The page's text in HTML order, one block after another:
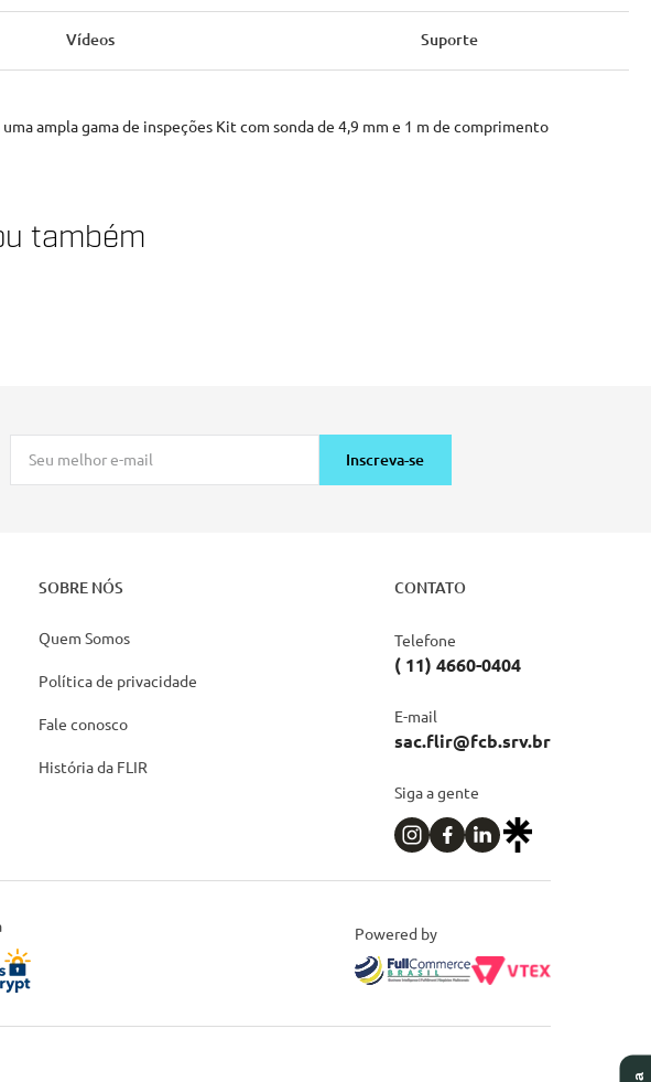
Vídeos Suporte
ampla gama de inspeções Kit com sonda de 4,9 mm e 1 m de comprimento
também
Inscreva-se
SOBRE NÓS
Quem Somos
Política de privacidade
Fale conosco
História da FLIR
CONTATO
Telefone
( 11) 4660-0404
E-mail
sac.flir@fcb.srv.br
Siga a gente
Powered by